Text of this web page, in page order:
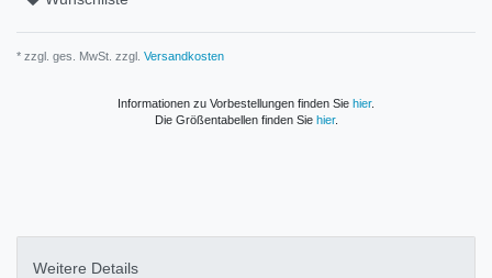
* zzgl. ges. MwSt. zzgl. Versandkosten
Informationen zu Vorbestellungen finden Sie hier.
Die Größentabellen finden Sie hier.
Weitere Details